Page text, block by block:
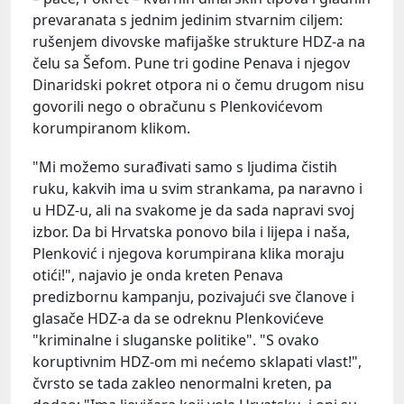
prevaranata s jednim jedinim stvarnim ciljem:
rušenjem divovske mafijaške strukture HDZ-a na
čelu sa Šefom. Pune tri godine Penava i njegov
Dinaridski pokret otpora ni o čemu drugom nisu
govorili nego o obračunu s Plenkovićevom
korumpiranom klikom.
"Mi možemo surađivati samo s ljudima čistih
ruku, kakvih ima u svim strankama, pa naravno i
u HDZ-u, ali na svakome je da sada napravi svoj
izbor. Da bi Hrvatska ponovo bila i lijepa i naša,
Plenković i njegova korumpirana klika moraju
otići!", najavio je onda kreten Penava
predizbornu kampanju, pozivajući sve članove i
glasače HDZ-a da se odreknu Plenkovićeve
"kriminalne i sluganske politike". "S ovako
koruptivnim HDZ-om mi nećemo sklapati vlast!",
čvrsto se tada zakleo nenormalni kreten, pa